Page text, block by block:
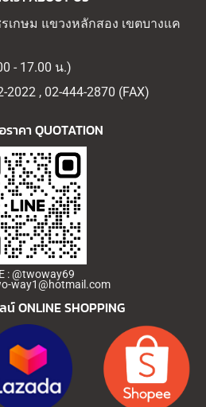
เกษม แขวงหลักสอง เขตบางแค
- 17.00 น.)
2022 , 02-444-2870 (FAX)
าคา QUOTATION
: @twoway69
way1@hotmail.com
น์ONLINE SHOPPING